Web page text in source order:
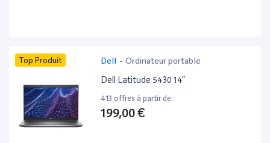
Top Produit Dell - Ordinateur portable
Dell Latitude 5430 14”
413 offres à partir de :
199,00 €